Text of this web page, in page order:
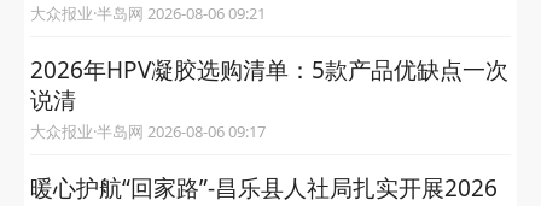
大众报业·半岛网 2026-08-06 09:21
2026年HPV凝胶选购清单：5款产品优缺点一次
说清
大众报业·半岛网 2026-08-06 09:17
暖心护航“回家路”-昌乐县人社局扎实开展2026